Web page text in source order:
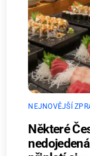
NEJNOVĚJŠÍ
Některé